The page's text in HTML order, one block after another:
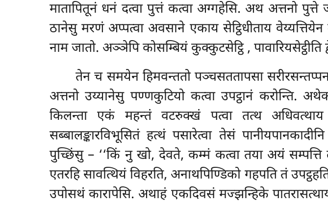
मातापितूनं धनं दत्वा पुत्तं कत्वा अग्गहेसि. अथ अत्तनो
ठानेसु मरणं अप्पत्वा अवसाने एकाय सेट्ठिधीताय वेय्यत्तियेन
नाम जातो. अञ्ञेपि कोसम्बियं कुक्कुटसेट्ठि ,
तेन च समयेन हिमवन्ततो पञ्चसततापसा
अत्तनो उय्यानेसु पण्णकुटियो कत्वा उपट्ठानं करोन्ति.
किलन्ता एकं महन्तं वटरुक्खं पत्वा तत्थ अधिवत्थाय
सब्बालङ्कारविभूसितं हत्थं पसारेत्वा तेसं
पुच्छिंसु – ‘‘किं नु खो, देवते, कम्मं कत्वा तया अयं सम्पत्ति
एतरहि सावत्थियं विहरति, अनाथपिण्डिको गहपति तं
उपोसथं कारापेसि. अथाहं एकदिवसं मज्झन्हिके